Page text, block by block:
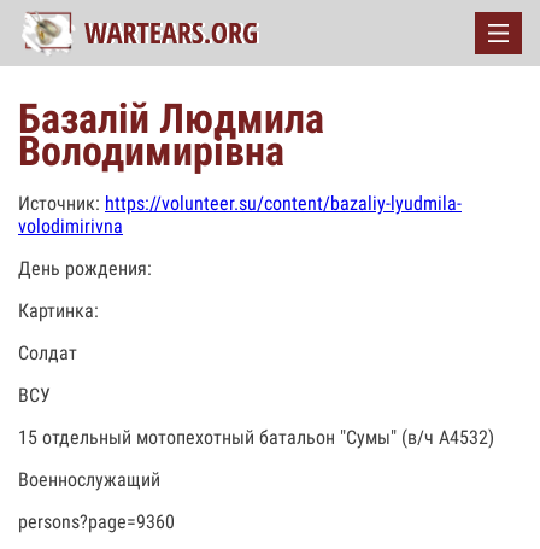
Базалій Людмила
Володимирівна
Источник: https://volunteer.su/content/bazaliy-lyudmila-
volodimirivna
День рождения:
Картинка:
Солдат
ВСУ
15 отдельный мотопехотный батальон "Сумы" (в/ч А4532)
Военнослужащий
persons?page=9360